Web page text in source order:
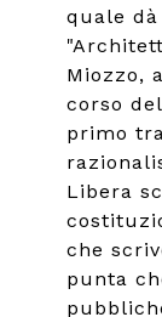
quale
Miozzo,
corso
primo
Libera
che
punta